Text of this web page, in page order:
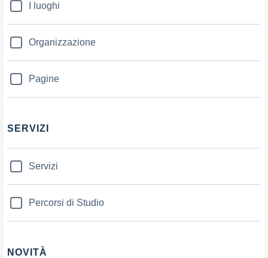
I luoghi
Organizzazione
Pagine
SERVIZI
Servizi
Percorsi di Studio
NOVITÀ